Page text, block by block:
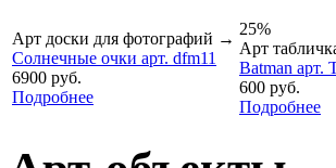
Арт доски для фотографий →
Солнечные очки арт. dfm11
6900 руб.
Подробнее
25%
Арт
Batman арт.
600 руб.
Подробнее